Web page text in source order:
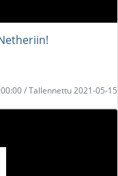
/ Tallennettu 2021-05-15